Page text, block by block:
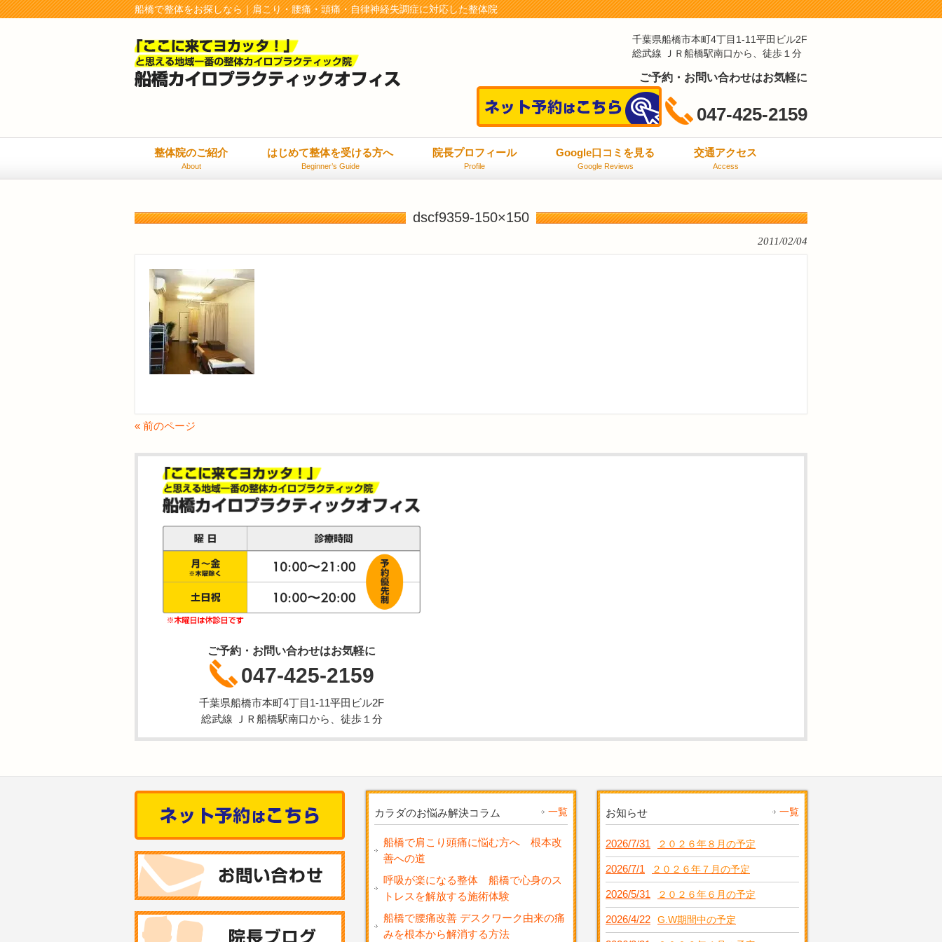
船橋で整体をお探しなら｜肩こり・腰痛・頭痛・自律神経失調症に対応した整体院
千葉県船橋市本町4丁目1-11平田ビル2F
総武線 ＪＲ船橋駅南口から、徒歩１分
ご予約・お問い合わせはお気軽に
047-425-2159
整体院のご紹介
About
はじめて整体を受ける方へ
Beginner’s Guide
院長プロフィール
Profile
Google口コミを見る
Google Reviews
交通アクセス
Access
dscf9359-150×150
2011/02/04
« 前のページ
ご予約・お問い合わせはお気軽に
047-425-2159
千葉県船橋市本町4丁目1-11平田ビル2F
総武線 ＪＲ船橋駅南口から、徒歩１分
カラダのお悩み解決コラム 一覧
船橋で肩こり頭痛に悩む方へ 根本改
善への道
呼吸が楽になる整体 船橋で心身のス
トレスを解放する施術体験
船橋で腰痛改善 デスクワーク由来の痛
みを根本から解消する方法
お知らせ 一覧
2026/7/31 ２０２６年８月の予定
2026/7/1 ２０２６年７月の予定
2026/5/31 ２０２６年６月の予定
2026/4/22 G.W期間中の予定